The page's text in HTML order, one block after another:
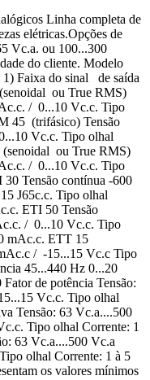
Linha completa de
elétricas.Opções de
Vc.a. ou 100...300
do cliente. Modelo
Faixa do sinal de saída
ou True RMS)
/ 0...10 Vc.c. Tipo
45 (trifásico) Tensão
Vc.c. Tipo olhal
ou True RMS)
/ 0...10 Vc.c. Tipo
Tensão contínua -600
J65c.c. Tipo olhal
ETI 50 Tensão
/ 0...10 Vc.c. Tipo
mAc.c. ETT 15
/ -15...15 Vc.c Tipo
45...440 Hz 0...20
de potência Tensão:
Vc.c. Tipo olhal
Tensão: 63 Vc.a....500
Tipo olhal Corrente: 1
63 Vc.a....500 Vc.a
olhal Corrente: 1 à 5
os valores mínimos